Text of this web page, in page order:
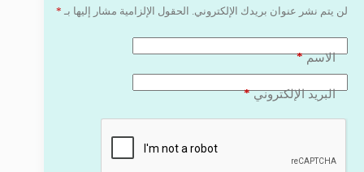
لن يتم نشر عنوان بريدك الإلكتروني. الحقول الإلزامية مشار إليها بـ *
الاسم*
البريد الإلكتروني*